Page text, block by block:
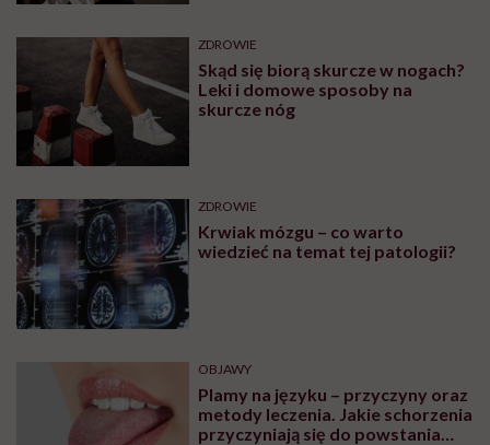
ZDROWIE
Skąd się biorą skurcze w nogach?
Leki i domowe sposoby na
skurcze nóg
ZDROWIE
Krwiak mózgu – co warto
wiedzieć na temat tej patologii?
OBJAWY
Plamy na języku – przyczyny oraz
metody leczenia. Jakie schorzenia
przyczyniają się do powstania